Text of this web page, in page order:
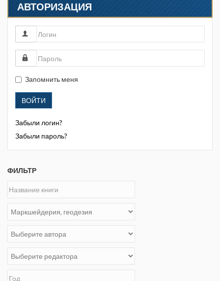
АВТОРИЗАЦИЯ
Запомнить меня
ВОЙТИ
Забыли логин?
Забыли пароль?
ФИЛЬТР